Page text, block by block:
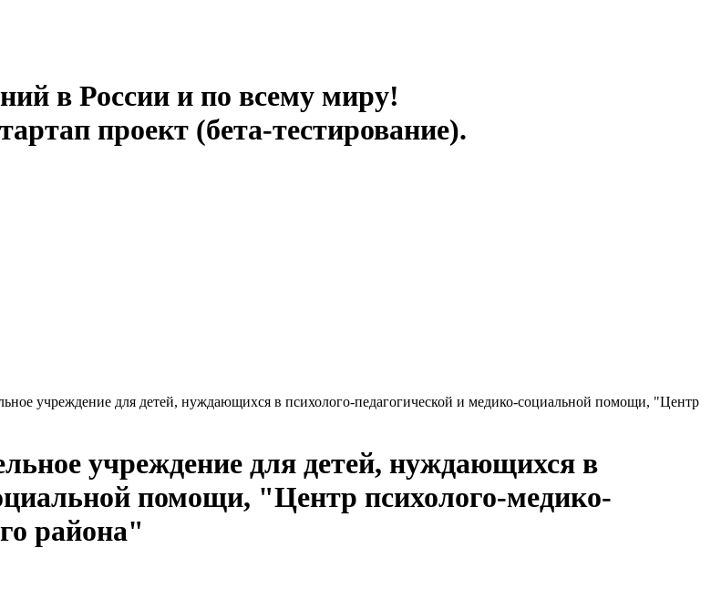
в России и по всему миру!
проект (бета-тестирование).
учреждение для детей, нуждающихся в психолого-педагогической и медико-социальной помощи, "Центр
учреждение для детей, нуждающихся в
помощи, "Центр психолого-медико-
района"